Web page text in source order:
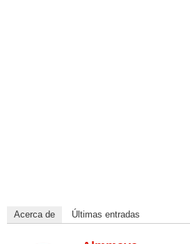
Acerca de Últimas entradas